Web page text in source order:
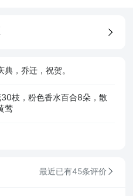
，乔迁，祝贺。
枝，粉色香水百合8朵，散
莺
最近已有45条评价